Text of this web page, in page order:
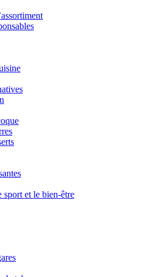
sport et le bien-être